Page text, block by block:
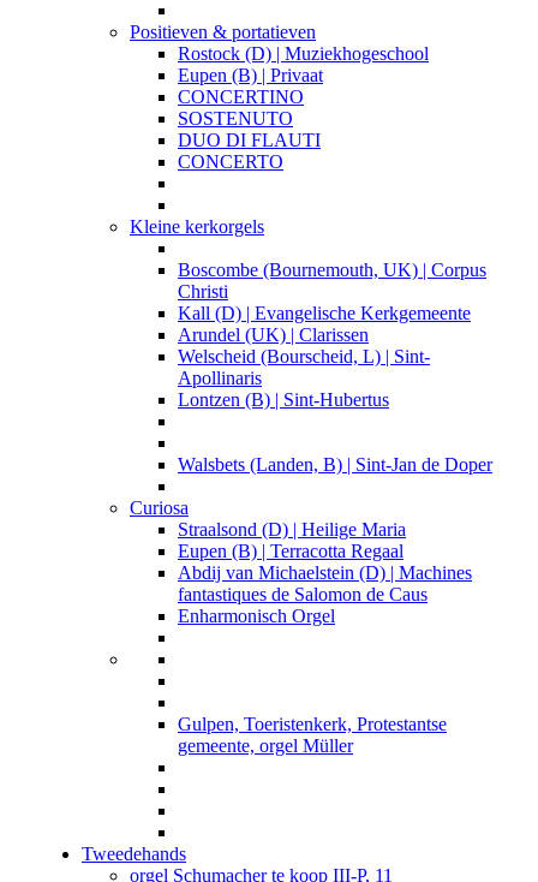
Positieven & portatieven
Rostock (D) | Muziekhogeschool
Eupen (B) | Privaat
CONCERTINO
SOSTENUTO
DUO DI FLAUTI
CONCERTO
Kleine kerkorgels
Boscombe (Bournemouth, UK) | Corpus
Christi
Kall (D) | Evangelische Kerkgemeente
Arundel (UK) | Clarissen
Welscheid (Bourscheid, L) | Sint-
Apollinaris
Lontzen (B) | Sint-Hubertus
Walsbets (Landen, B) | Sint-Jan de Doper
Curiosa
Straalsond (D) | Heilige Maria
Eupen (B) | Terracotta Regaal
Abdij van Michaelstein (D) | Machines
fantastiques de Salomon de Caus
Enharmonisch Orgel
Gulpen, Toeristenkerk, Protestantse
gemeente, orgel Müller
Tweedehands
orgel Schumacher te koop III-P, 11